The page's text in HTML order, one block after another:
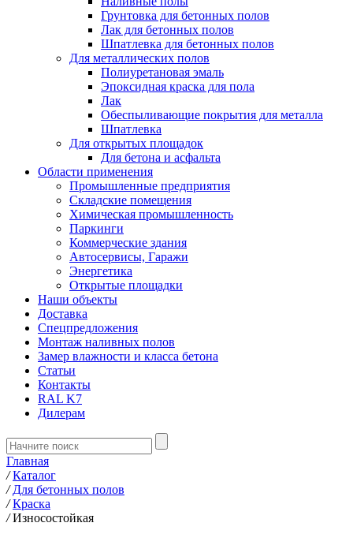
Грунтовка для бетонных полов
Лак для бетонных полов
Шпатлевка для бетонных полов
Для металлических полов
Полиуретановая эмаль
Эпоксидная краска для пола
Лак
Обеспыливающие покрытия для металла
Шпатлевка
Для открытых площадок
Для бетона и асфальта
Области применения
Промышленные предприятия
Складские помещения
Химическая промышленность
Паркинги
Коммерческие здания
Автосервисы, Гаражи
Энергетика
Открытые площадки
Наши объекты
Доставка
Спецпредложения
Монтаж наливных полов
Замер влажности и класса бетона
Статьи
Контакты
RAL K7
Дилерам
Главная
/ Каталог
/ Для бетонных полов
/ Краска
/ Износостойкая